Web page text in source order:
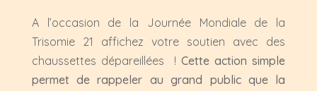
A l’occasion de la Journée Mondiale de la
Trisomie 21 affichez votre soutien avec des
chaussettes dépareillées !Cette action simple
permet de rappeler au grand public que la